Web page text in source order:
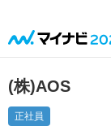
(株)AOS
正社員